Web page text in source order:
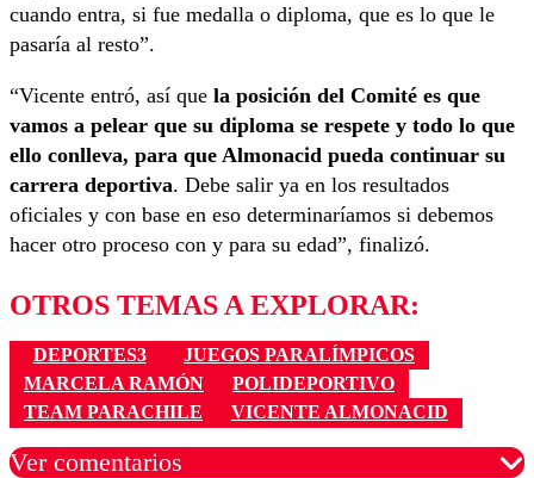
cuando entra, si fue medalla o diploma, que es lo que le
pasaría al resto”.
“Vicente entró, así que la posición del Comité es que
vamos a pelear que su diploma se respete y todo lo que
ello conlleva, para que Almonacid pueda continuar su
carrera deportiva. Debe salir ya en los resultados
oficiales y con base en eso determinaríamos si debemos
hacer otro proceso con y para su edad”, finalizó.
OTROS TEMAS A EXPLORAR:
DEPORTES3
JUEGOS PARALÍMPICOS
MARCELA RAMÓN
POLIDEPORTIVO
TEAM PARACHILE
VICENTE ALMONACID
Ver comentarios